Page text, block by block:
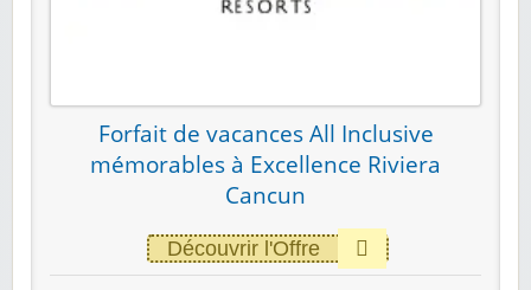
Forfait de vacances All Inclusive
mémorables à Excellence Riviera
Cancun
Découvrir l'Offre